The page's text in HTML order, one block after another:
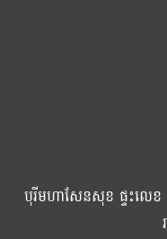
បុរីមហាសែនសុខ ផ្ទះលេ